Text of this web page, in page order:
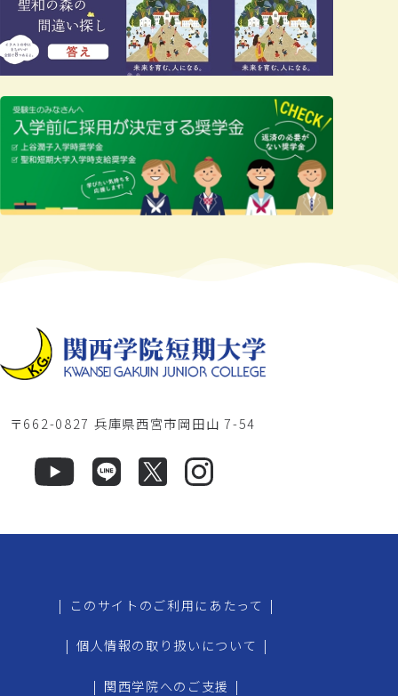
〒662-0827 兵庫県西宮市岡田山 7-54
| このサイトのご利用にあたって |
| 個人情報の取り扱いについて |
| 関西学院へのご支援 |